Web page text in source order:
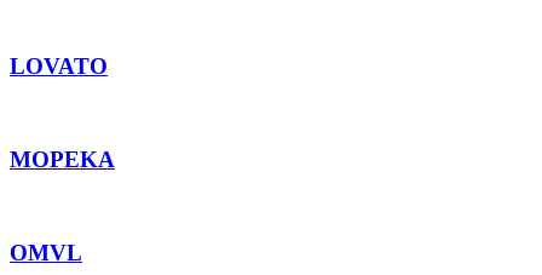
LOVATO
MOPEKA
OMVL